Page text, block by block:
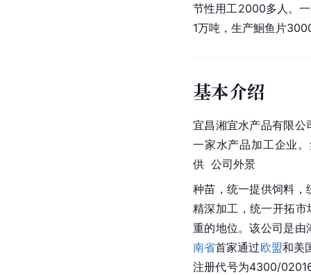
节性用工2000多人。
1万吨，生产鮰鱼片
基本介绍
宜昌湘宜水产品有限公
一家水产品加工企业
供  公司外景
种苗，统一提供饲料，
精深加工，统一开拓市
重的地位。该公司是
南省首家通过欧盟和美
注册代号为4300/